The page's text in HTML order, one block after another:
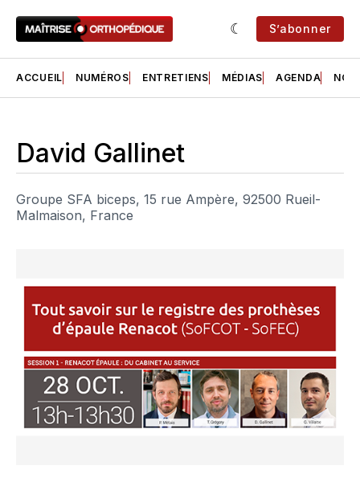
S’abonner
ACCUEIL NUMÉROS ENTRETIENS MÉDIAS AGENDA NOS
David Gallinet
Groupe SFA biceps, 15 rue Ampère, 92500 Rueil-
Malmaison, France